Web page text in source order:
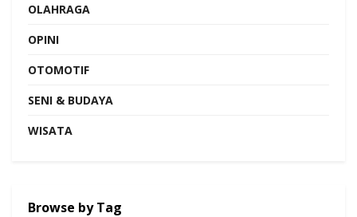
OLAHRAGA
OPINI
OTOMOTIF
SENI & BUDAYA
WISATA
Browse by Tag